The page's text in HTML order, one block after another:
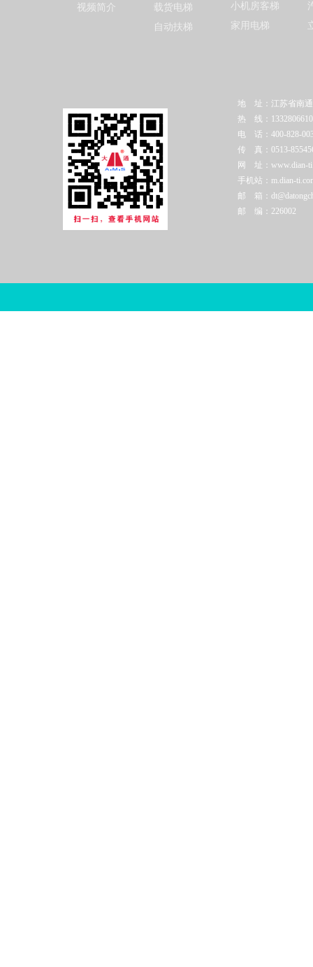
视频简介
载货电梯
自动扶梯
小机房客梯
家用电梯
地 址：江苏省南通
热 线：
电 话：400-828-
传 真：0513-
网 址：www.dian-
手机站：m.dian-
邮 箱：
邮 编：226002